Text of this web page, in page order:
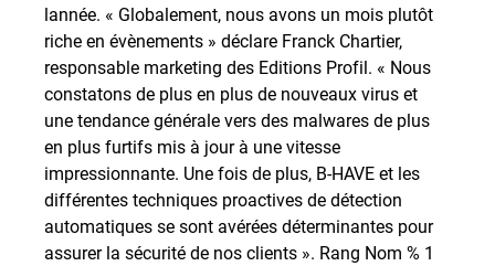
lannée. « Globalement, nous avons un mois plutôt
riche en évènements » déclare Franck Chartier,
responsable marketing des Editions Profil. « Nous
constatons de plus en plus de nouveaux virus et
une tendance générale vers des malwares de plus
en plus furtifs mis à jour à une vitesse
impressionnante. Une fois de plus, B-HAVE et les
différentes techniques proactives de détection
automatiques se sont avérées déterminantes pour
assurer la sécurité de nos clients ». Rang Nom % 1